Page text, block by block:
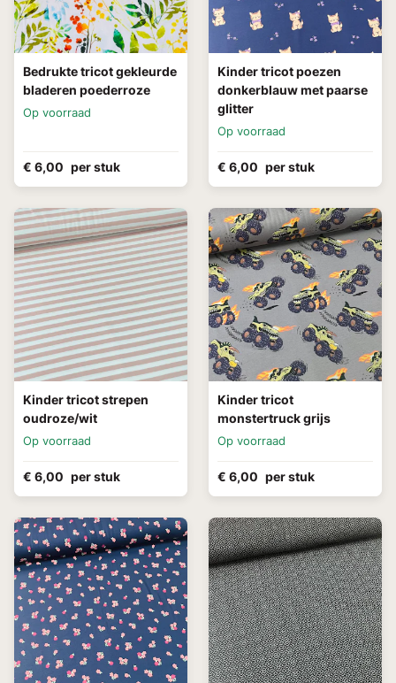
Bedrukte tricot gekleurde
bladeren poederroze
Op voorraad
€ 6,00 per stuk
Kinder tricot poezen
donkerblauw met paarse
glitter
Op voorraad
€ 6,00 per stuk
Kinder tricot strepen
oudroze/wit
Op voorraad
€ 6,00 per stuk
Kinder tricot
monstertruck grijs
Op voorraad
€ 6,00 per stuk